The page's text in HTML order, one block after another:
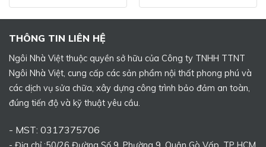
THÔNG TIN LIÊN HỆ
Ngôi Nhà Việt thuộc quyền sở hữu của Công ty TNHH TTNT
Ngôi Nhà Việt, cung cấp các sản phẩm nội thất phong phú và
các dịch vụ sửa chữa, xây dựng công trình bảo đảm an toàn,
đúng tiến độ và kỹ thuật yêu cầu.
- MST: 0317375706